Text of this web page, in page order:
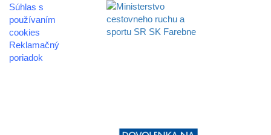
Súhlas s
používaním
cookies
Reklamačný
poriadok